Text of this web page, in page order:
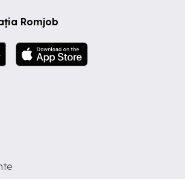
Romjob